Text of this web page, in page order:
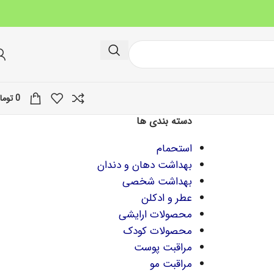
0
دسته بندی ها
استحمام
بهداشت دهان و دندان
بهداشت شخصی
عطر و ادکلن
محصولات ارایشی
محصولات کودک
مراقبت پوست
مراقبت مو